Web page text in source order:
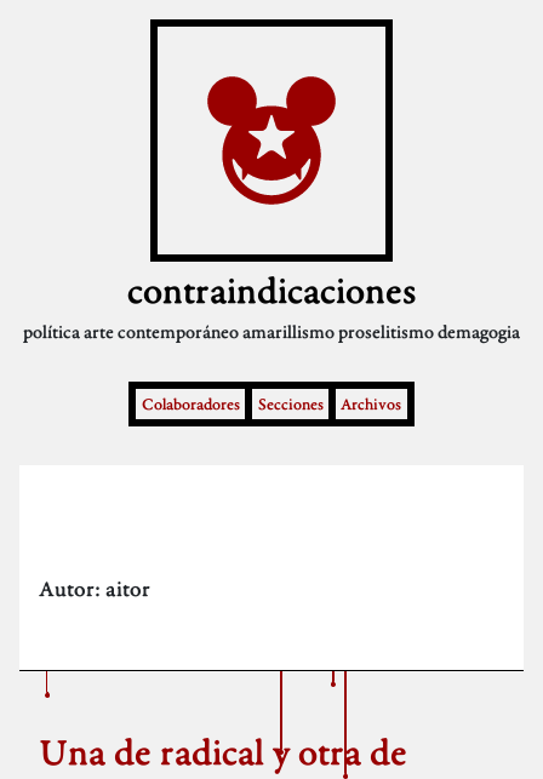
contraindicaciones
políticaarte contemporáneoamarillismoproselitismodemagogia
Colaboradores Secciones Archivos
Autor: aitor
Una de radical y otra de